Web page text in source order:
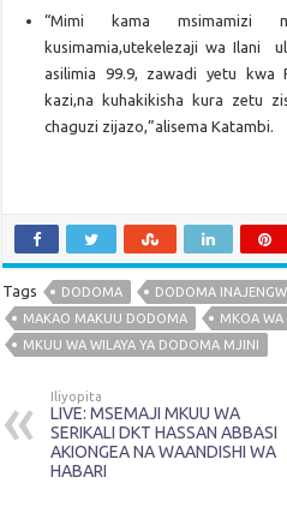
“Mimi kama msimamizi
kusimamia,utekelezaji wa Ilani
asilimia 99.9, zawadi yetu kwa
kazi,na kuhakikisha kura zetu
chaguzi zijazo,”alisema Katambi.
Tags DODOMA DODOMA
MAKAO MAKUU DODOMA
MKOA
MKUU WA WILAYA YA DODOMA MJINI
Iliyopita
LIVE: MSEMAJI MKUU WA
SERIKALI DKT HASSAN ABBASI
AKIONGEA NA WAANDISHI WA
HABARI